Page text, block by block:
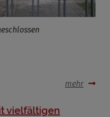
mehr
vielfältigen